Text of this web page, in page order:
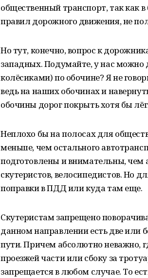
общественный транспорт, так как
правил дорожного движения, не
Но тут, конечно, вопрос к
западных. Подумайте, у нас можно
колёсиками) по обочине? Я не
ведь на наших обочинах и
обочины дорог покрыть хотя бы
Неплохо бы на полосах для
меньше, чем остального
подготовлены и внимательны,
скутеристов, велосипедистов. Но
поправки в ПДД или куда там еще.
Скутеристам запрещено
данном направлении есть две или
пути. Причем абсолютно неважно,
проезжей части или сбоку за
запрещается в любом случае. То